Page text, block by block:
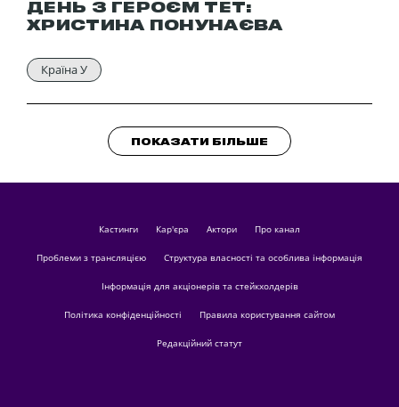
ДЕНЬ З ГЕРОЄМ ТЕТ:
ХРИСТИНА ПОНУНАЄВА
Країна У
ПОКАЗАТИ БІЛЬШЕ
кастинги Кар'єра актори Про канал
Проблеми з трансляцією Структура власності та особлива інформація
Інформація для акціонерів та стейкхолдерів
Політика конфіденційності Правила користування сайтом
Редакційний статут